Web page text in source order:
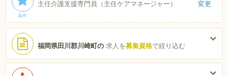
条件
主任介護支援専門員（主任ケアマネージャー） 変更
福岡県田川郡川崎町の求人を募集資格で絞り込む